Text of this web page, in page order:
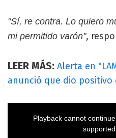
"Sí, re contra. Lo quiero
mi permitido varón",
LEER MÁS: Alerta en
anunció que dio positivo